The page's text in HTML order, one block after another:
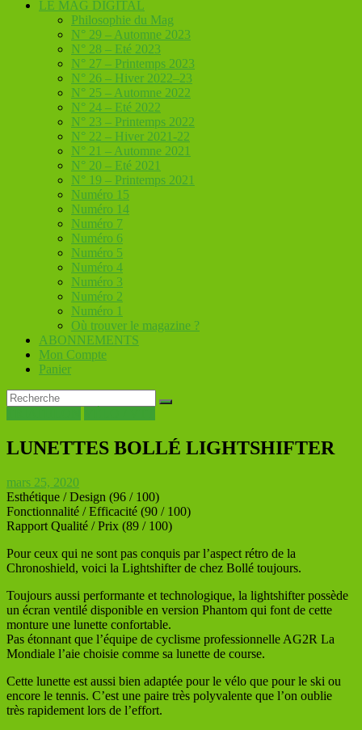
LE MAG DIGITAL
Philosophie du Mag
N° 29 – Automne 2023
N° 28 – Eté 2023
N° 27 – Printemps 2023
N° 26 – Hiver 2022–23
N° 25 – Automne 2022
N° 24 – Eté 2022
N° 23 – Printemps 2022
N° 22 – Hiver 2021-22
N° 21 – Automne 2021
N° 20 – Eté 2021
N° 19 – Printemps 2021
Numéro 15
Numéro 14
Numéro 7
Numéro 6
Numéro 5
Numéro 4
Numéro 3
Numéro 2
Numéro 1
Où trouver le magazine ?
ABONNEMENTS
Mon Compte
Panier
LUNETTES BOLLÉ LIGHTSHIFTER
mars 25, 2020
Esthétique / Design (96 / 100)
Fonctionnalité / Efficacité (90 / 100)
Rapport Qualité / Prix (89 / 100)
Pour ceux qui ne sont pas conquis par l’aspect rétro de la
Chronoshield, voici la Lightshifter de chez Bollé toujours.
Toujours aussi performante et technologique, la lightshifter possède
un écran ventilé disponible en version Phantom qui font de cette
monture une lunette confortable.
Pas étonnant que l’équipe de cyclisme professionnelle AG2R La
Mondiale l’aie choisie comme sa lunette de course.
Cette lunette est aussi bien adaptée pour le vélo que pour le ski ou
encore le tennis. C’est une paire très polyvalente que l’on oublie
très rapidement lors de l’effort.